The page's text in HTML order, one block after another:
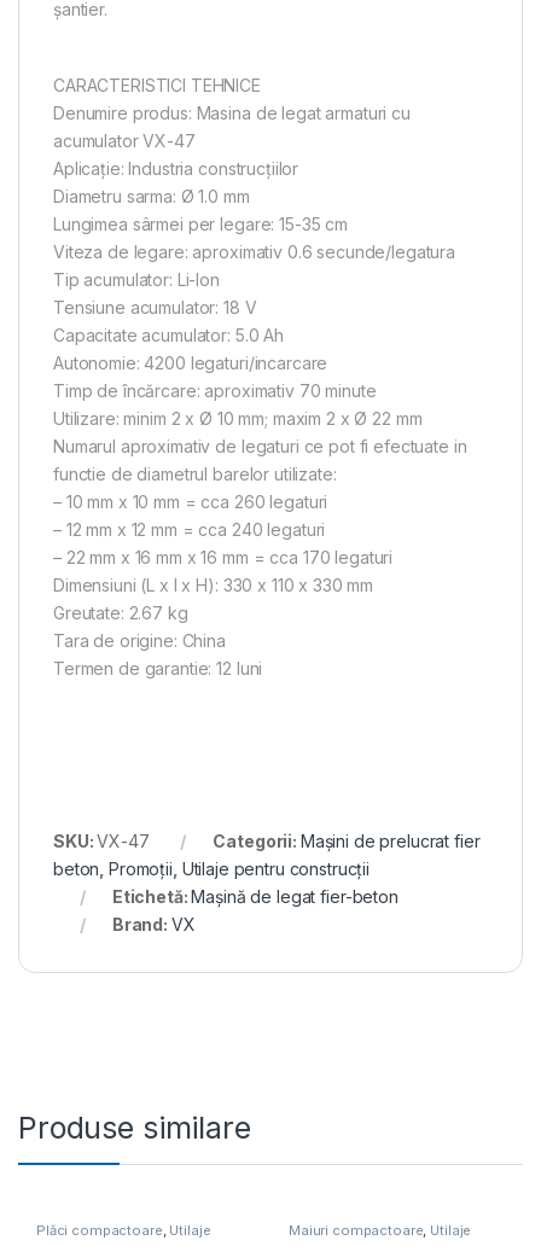
șantier.
CARACTERISTICI TEHNICE
Denumire produs: Masina de legat armaturi cu
acumulator VX-47
Aplicație: Industria construcțiilor
Diametru sarma: Ø 1.0 mm
Lungimea sârmei per legare: 15-35 cm
Viteza de legare: aproximativ 0.6 secunde/legatura
Tip acumulator: Li-Ion
Tensiune acumulator: 18 V
Capacitate acumulator: 5.0 Ah
Autonomie: 4200 legaturi/incarcare
Timp de încărcare: aproximativ 70 minute
Utilizare: minim 2 x Ø 10 mm; maxim 2 x Ø 22 mm
Numarul aproximativ de legaturi ce pot fi efectuate in
functie de diametrul barelor utilizate:
– 10 mm x 10 mm = cca 260 legaturi
– 12 mm x 12 mm = cca 240 legaturi
– 22 mm x 16 mm x 16 mm = cca 170 legaturi
Dimensiuni (L x l x H): 330 x 110 x 330 mm
Greutate: 2.67 kg
Tara de origine: China
Termen de garantie: 12 luni
SKU:VX-47 Categorii: Mașini de prelucrat fier
beton ,Promoții Utilaje pentru construcții
Etichetă:Mașină de legat fier-beton
Brand: VX
Produse similare
Plăci compactoare, Utilaje Maiuri compactoare, Utilaje